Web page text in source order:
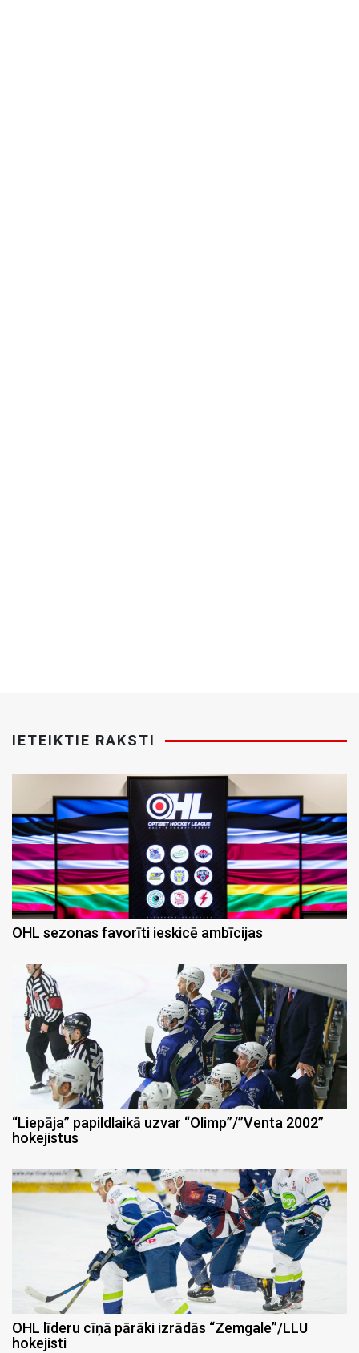
IETEIKTIE RAKSTI
OHL sezonas favorīti ieskicē ambīcijas
“Liepāja” papildlaikā uzvar “Olimp”/”Venta 2002”
hokejistus
OHL līderu cīņā pārāki izrādās “Zemgale”/LLU
hokejisti